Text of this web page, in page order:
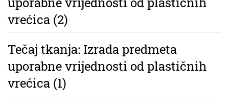
vrećica (2)
Tečaj tkanja: Izrada predmeta
uporabne vrijednosti od plastičnih
vrećica (1)